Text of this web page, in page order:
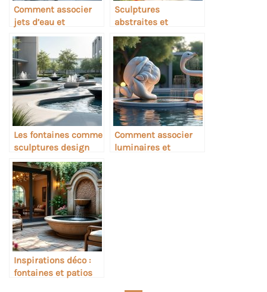
Comment associer
jets d’eau et
sculptures de jardin
Sculptures
abstraites et
fontaines
contemporaines
Les fontaines comme
sculptures design
modernes
Comment associer
luminaires et
Inspirations déco :
fontaines et patios